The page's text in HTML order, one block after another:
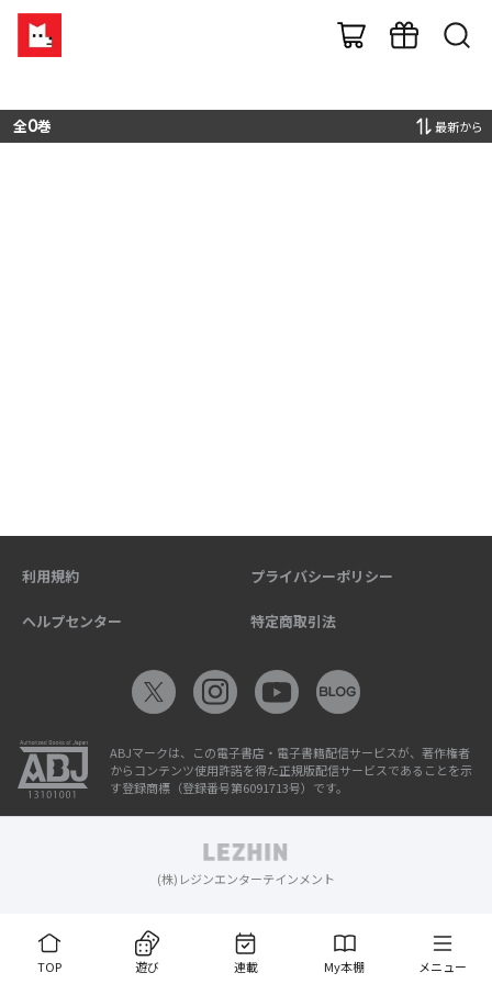
全0巻 最新から
TOP 遊び 連載 My本棚 メニュー
利用規約 プライバシーポリシー
ヘルプセンター 特定商取引法
ABJマークは、この電子書店・電子書籍配信サービスが、著作権者
からコンテンツ使用許諾を得た正規版配信サービスであることを示
す登録商標（登録番号第6091713号）です。
(株)レジンエンターテインメント